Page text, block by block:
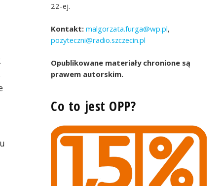
Przekazanie symbolicznego chleba przez
uchodźczynie z Ukrainy
22-ej.
Kontakt: malgorzata.furga@wp.pl,
pozyteczni@radio.szczecin.pl
Opublikowane materiały chronione są
prawem autorskim.
Co to jest OPP?